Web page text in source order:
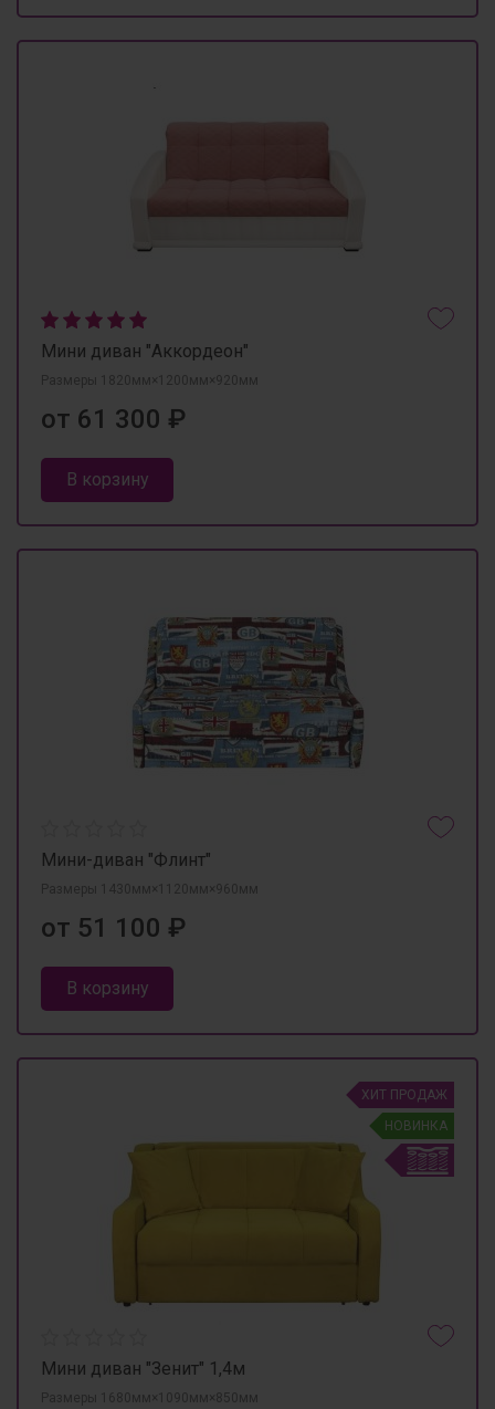
Мини диван "Аккордеон"
Размеры 1820мм×1200мм×920мм
от 61 300 ₽
В корзину
Мини-диван "Флинт"
Размеры 1430мм×1120мм×960мм
от 51 100 ₽
В корзину
ХИТ ПРОДАЖ
НОВИНКА
Мини диван "Зенит" 1,4м
Размеры 1680мм×1090мм×850мм